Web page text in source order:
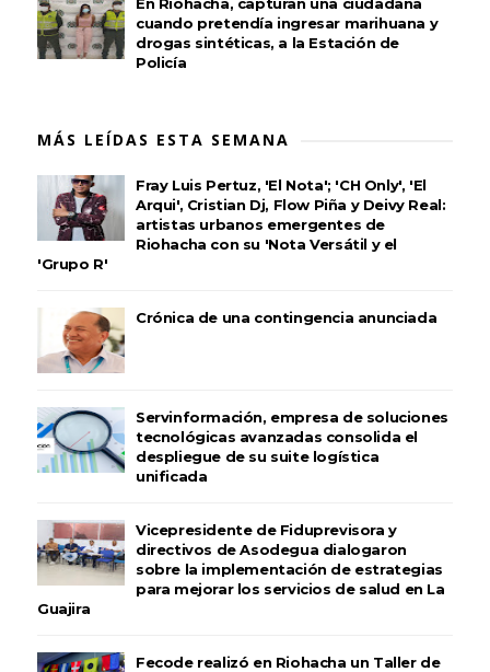
cuando pretendía ingresar marihuana y
drogas sintéticas, a la Estación de
Policía
MÁS LEÍDAS ESTA SEMANA
Fray Luis Pertuz, 'El Nota'; 'CH Only', 'El
Arqui', Cristian Dj, Flow Piña y Deivy Real:
artistas urbanos emergentes de
Riohacha con su 'Nota Versátil y el
'Grupo R'
Crónica de una contingencia anunciada
Servinformación, empresa de soluciones
tecnológicas avanzadas consolida el
despliegue de su suite logística
unificada
Vicepresidente de Fiduprevisora y
directivos de Asodegua dialogaron
sobre la implementación de estrategias
para mejorar los servicios de salud en La
Guajira
Fecode realizó en Riohacha un Taller de